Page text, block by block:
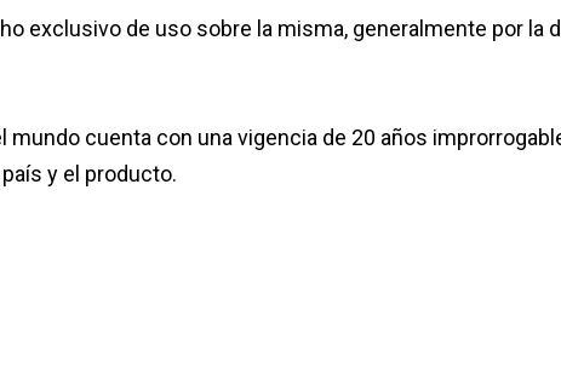
exclusivo de uso sobre la misma, generalmente por la
mundo cuenta con una vigencia de 20 años
y el producto.